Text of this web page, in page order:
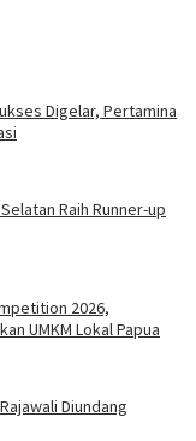
Digelar, Pertamina
Raih Runner-up
2026,
UMKM Lokal Papua
Diundang